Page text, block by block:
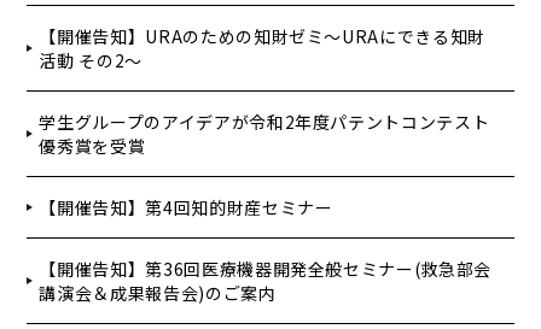
【開催告知】URAのための知財ゼミ～URAにできる知財
活動 その2～
学生グループのアイデアが令和2年度パテントコンテスト
優秀賞を受賞
【開催告知】第4回知的財産セミナー
【開催告知】第36回医療機器開発全般セミナー(救急部会
講演会＆成果報告会)のご案内